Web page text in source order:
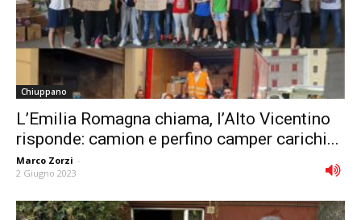
Chiuppano
L’Emilia Romagna chiama, l’Alto Vicentino
risponde: camion e perfino camper carichi...
Marco Zorzi -
2 Giugno 2023